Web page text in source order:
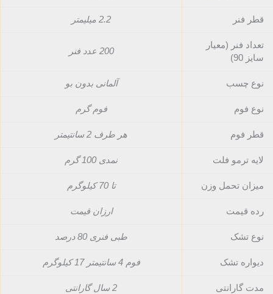
قطر فنر 2.2 میلیمتر
تعداد فنر (معیار
سایز 90)
200 عدد فنر
نوع چسب آلمانی بدون بو
نوع فوم فوم گرم
قطر فوم هر طرف 2 سانتیمتر
لایه ترمو فلت نمدی 100 گرم
میزان تحمل وزن تا 70 کیلوگرم
رده قیمت ارزان قیمت
نوع تشک طبی فنری 80 درصد
دیواره تشک فوم 4 سانتیمتر 17 کیلوگرم
مدت گارانتی 2 سال گارانتی